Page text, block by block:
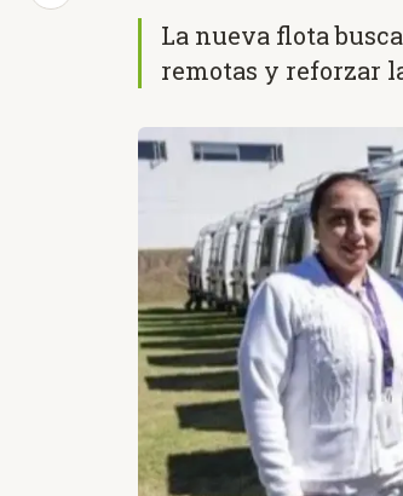
La nueva flota
remotas y reforzar